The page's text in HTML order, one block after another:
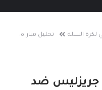
لكرة السلة
تحليل مباراة:
جريزليس ضد